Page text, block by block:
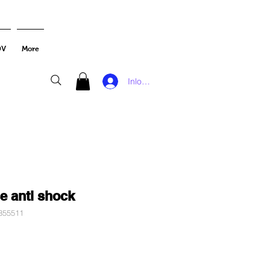
More
Inloggen
anti shock